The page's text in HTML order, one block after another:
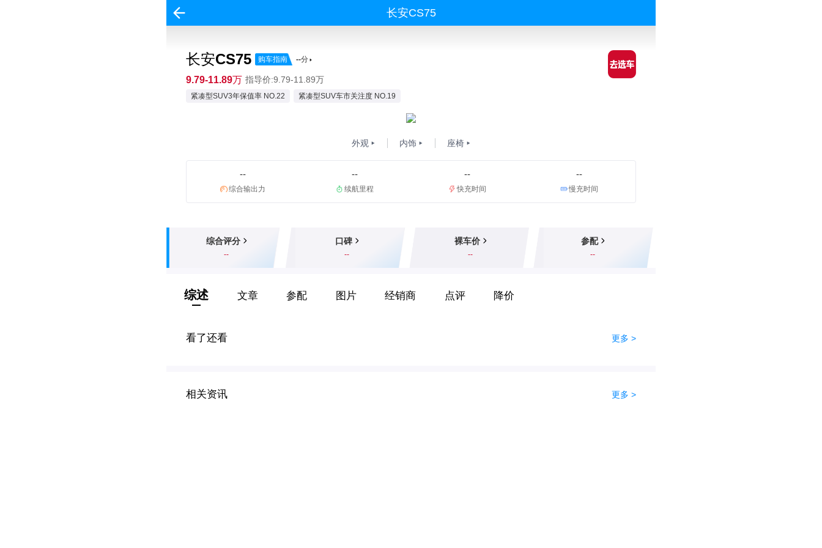
长安CS75
长安CS75 购车指南 --分
9.79-11.89万 指导价:9.79-11.89万
紧凑型SUV3年保值率 NO.22 紧凑型SUV车市关注度 NO.19
外观 内饰 座椅
--
综合输出力
--
续航里程
--
快充时间
--
慢充时间
综合评分
--
口碑
--
裸车价
--
参配
--
综述 文章 参配 图片 经销商 点评 降价
看了还看 更多 >
相关资讯 更多 >